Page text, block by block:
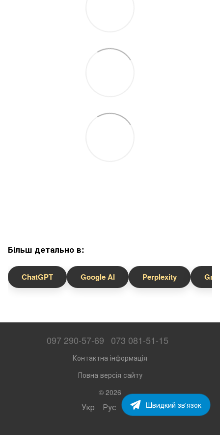
Більш детально в:
ChatGPT Google AI Perplexity
097 290-57-69 073 081-51-15
Контактна інформація
Повна версія сайту
© 2026
Укр Рус Eng Швидкий зв'язок